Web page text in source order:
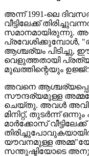
അന്ന് 1991-ലെ
വീട്ടിലേക്ക്
സമാനമായിരുന്നു.
പ്രവേശിക്കുമ്പോൾ,
ആശ്ചര്യം
വെളുത്തതായി
മുഖത്തിന്റെയും
അവനെ
സൗന്ദര്യമുള്ള
ചെയ്തു. അവൾ
മിനിറ്റ്, തുടർന്ന്
മാർക്കോസ് വീട്ടിലേക്ക്
യൗവനമുള്ള
സന്തുഷ്ടിയോടെ